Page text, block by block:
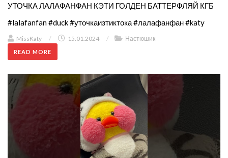
УТОЧКА ЛАЛАФАНФАН КЭТИ ГОЛДЕН БАТТЕРФЛЯЙ КГБ
#lalafanfan #duck #уточкаизтиктока #лалафанфан #katy
MissKaty / 15.01.2024 / Настюшик
READ MORE